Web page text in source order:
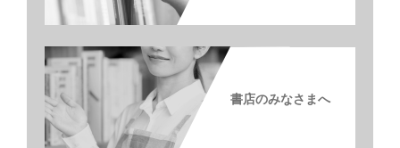
書店のみなさまへ